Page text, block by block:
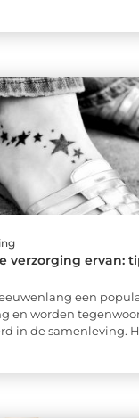
verzorging ervan:
een
en worden
in de samenleving.